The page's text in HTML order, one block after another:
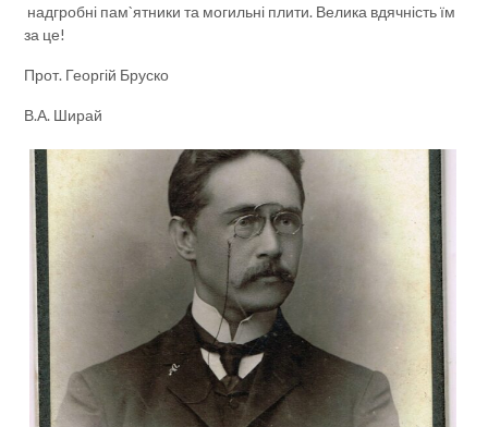
надгробні пам`ятники та могильні плити. Велика вдячність їм
за це!
Прот. Георгій Бруско
В.А. Ширай